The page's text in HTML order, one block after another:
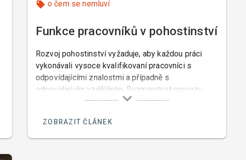
o čem se nemluví
Funkce pracovníků v pohostinství
Rozvoj pohostinství vyžaduje, aby každou práci
vykonávali vysoce kvalifikovaní pracovníci s
odpovídajícími znalostmi a případně s
odpovídajícím vzděláním. Rozmanitost provozu
pohostinství klade nemalé nároky na znalost
technologie, problematiky ekonomie a organizace,
z oboru fyziologie, hygieny výživy, léčebné výživy i
ZOBRAZIT ČLÁNEK